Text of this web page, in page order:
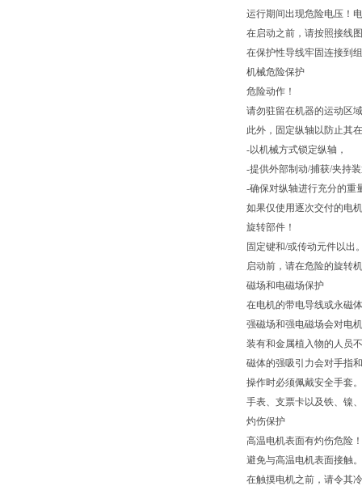
运行期间出现危险电压！
在启动之前，请按照接线
在保护性导线牢固连接到
机械危险保护
危险动作！
请勿驻留在机器的运动区
此外，固定纵轴以防止其
-以机械方式锁定纵轴，
-提供外部制动/捕获/夹持
-确保对纵轴进行充分的重
如果仅使用逐次交付的电
旋转部件！
固定键和/或传动元件以出
启动前，请在危险的旋转
磁场和电磁场保护
在电机的带电导线或永磁
强磁场和强电磁场会对电
装有和金属植入物的人员
磁体的强吸引力会对手指
操作时必须佩戴安全手套
手表、支票卡以及铁、镍
灼伤保护
高温电机表面有灼伤危险！
避免与高温电机表面接触
在触摸电机之前，请令其